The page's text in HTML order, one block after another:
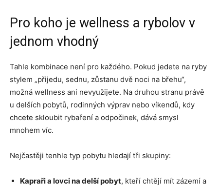
Pro koho je wellness a rybolov v
jednom vhodný
Tahle kombinace není pro každého. Pokud jedete na ryby
stylem „přijedu, sednu, zůstanu dvě noci na břehu“,
možná wellness ani nevyužijete. Na druhou stranu právě
u delších pobytů, rodinných výprav nebo víkendů, kdy
chcete skloubit rybaření a odpočinek, dává smysl
mnohem víc.
Nejčastěji tenhle typ pobytu hledají tři skupiny:
Kapraři a lovci na delší pobyt, kteří chtějí mít zázemí a